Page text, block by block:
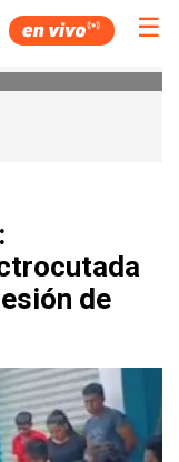
☰
de